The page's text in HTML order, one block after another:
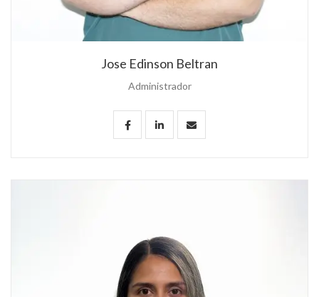
Jose Edinson Beltran
Administrador